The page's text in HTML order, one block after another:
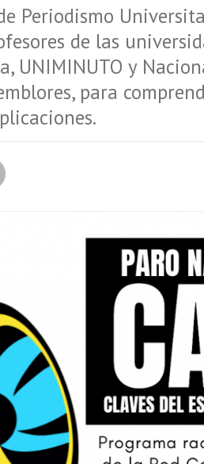
Periodismo
de las
UNIMINUTO y
para